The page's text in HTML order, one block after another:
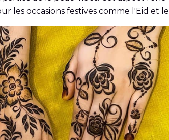
les occasions festives comme l'Eid et